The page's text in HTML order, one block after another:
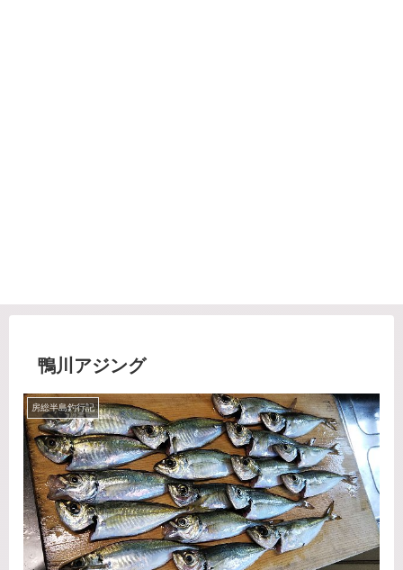
鴨川アジング
房総半島釣行記